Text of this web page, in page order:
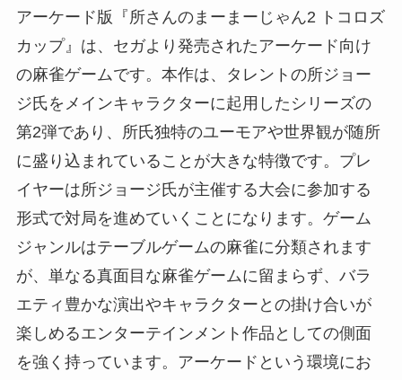
アーケード版『所さんのまーまーじゃん2 トコロズ
カップ』は、セガより発売されたアーケード向け
の麻雀ゲームです。本作は、タレントの所ジョー
ジ氏をメインキャラクターに起用したシリーズの
第2弾であり、所氏独特のユーモアや世界観が随所
に盛り込まれていることが大きな特徴です。プレ
イヤーは所ジョージ氏が主催する大会に参加する
形式で対局を進めていくことになります。ゲーム
ジャンルはテーブルゲームの麻雀に分類されます
が、単なる真面目な麻雀ゲームに留まらず、バラ
エティ豊かな演出やキャラクターとの掛け合いが
楽しめるエンターテインメント作品としての側面
を強く持っています。アーケードという環境にお